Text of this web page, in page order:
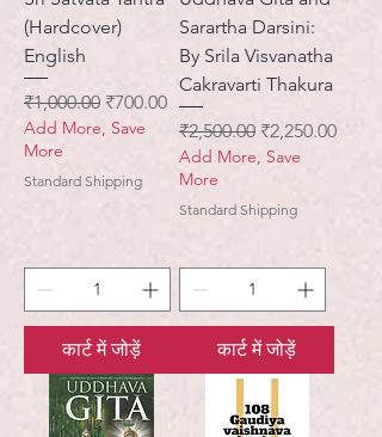
(Hardcover)
English
नियमित मूल्य
₹1,000.00 बिक्री मूल्य
₹700.00
Add More, Save
More
Standard Shipping
कार्ट में जोड़ें
Sarartha Darsini:
By Srila Visvanatha
Cakravarti Thakura
नियमित मूल्य
₹2,500.00 बिक्री मूल्य
₹2,250.00
Add More, Save
More
Standard Shipping
कार्ट में जोड़ें